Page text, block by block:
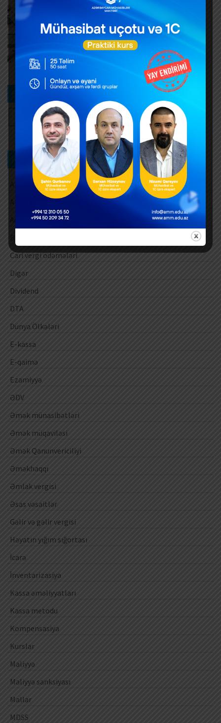
Hər yeni invoys üzrə ayrıca DTA-03 ərizəsi təqdim
AUGUST 6, 2026
Dövlət mülkiyyətində olan əsas vəsaitlərin
verilməsi qaydası dəyişib
AUGUST 5, 2026
Kateqoriya üzrə axtarış
Aksiz vergisi
Amortizasiya ayırmaları
Cari vergi ödəmələri
Digər
Dividend
DTA
Dünya Ölkələri
E-kassa
E-qaimə
Ezamiyyə
ƏDV
Əmək münasibətləri
Əmək müqaviləsi
Əmək Qanunvericiliyi
Əməkhaqqı
Əmlak vergisi
Əsas vəsaitlər
Gəlir və gəlir vergisi
Həyatın yığım sığortası
İcarə
İnventarizasiya
Kassa əməliyyatları
Kassa metodu
Kompensasiya
Kurslar
Maliyyə
Maliyyə sanksiyası
Mallar
MDSS